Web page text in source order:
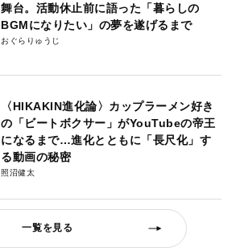
舞台。活動休止前に語った「暮らしの
BGMになりたい」の夢を遂げるまで
おぐらりゅうじ
〈HIKAKIN進化論〉カップラーメン好き
の「ビートボクサー」がYouTubeの帝王
になるまで…進化とともに「長尺化」す
る動画の秘密
照沼健太
一覧を見る